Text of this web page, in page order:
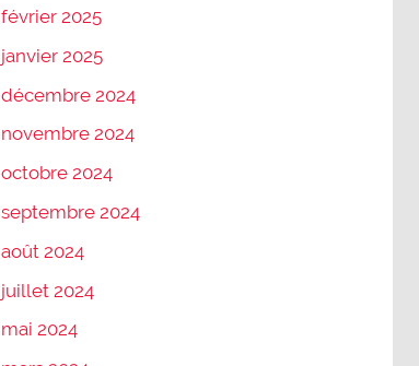
février 2025
janvier 2025
décembre 2024
novembre 2024
octobre 2024
septembre 2024
août 2024
juillet 2024
mai 2024